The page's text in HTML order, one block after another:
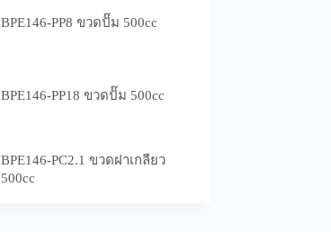
BPE146-PP8 ขวดปั๊ม 500cc
BPE146-PP18 ขวดปั๊ม 500cc
BPE146-PC2.1 ขวดฝาเกลียว
500cc